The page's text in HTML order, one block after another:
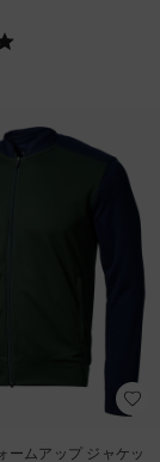
ームアップ ジャケッ